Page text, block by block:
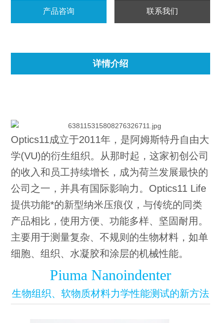
产品咨询 联系我们
详情介绍
Optics11成立于2011年，是阿姆斯特丹自由大
学(VU)的衍生组织。从那时起，这家初创公司
的收入和员工持续增长，成为荷兰发展最快的
公司之一，并具有国际影响力。Optics11 Life
提供功能*的新型纳米压痕仪，与传统的同类
产品相比，使用方便、功能多样、坚固耐用。
主要用于测量复杂、不规则的生物材料，如单
细胞、组织、水凝胶和涂层的机械性能。
Piuma Nanoindenter
生物组织、软物质材料力学性能测试的新方法